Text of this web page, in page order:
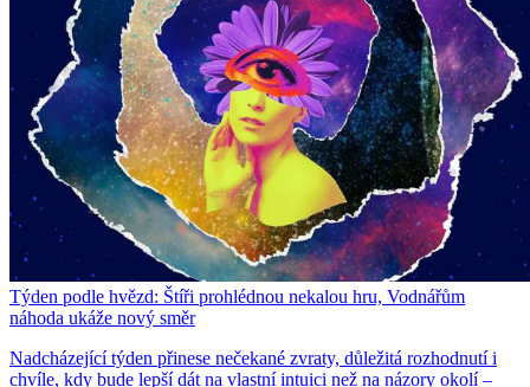
Týden podle hvězd: Štíři prohlédnou nekalou hru, Vodnářům
náhoda ukáže nový směr
Nadcházející týden přinese nečekané zvraty, důležitá rozhodnutí i
chvíle, kdy bude lepší dát na vlastní intuici než na názory okolí –